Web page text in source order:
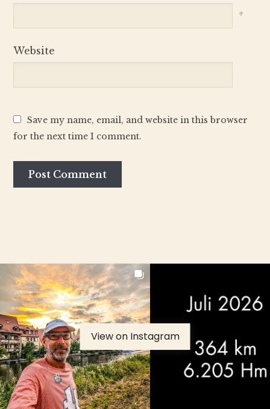
*
Website
Save my name, email, and website in this browser
for the next time I comment.
View on Instagram